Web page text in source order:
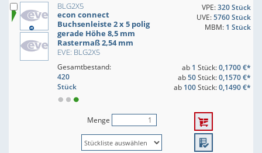
BLG2X5
econ connect
Buchsenleiste 2 x 5 polig
gerade Höhe 8,5 mm
Rastermaß 2,54 mm
EVE: BLG2X5
VPE:320 Stück
UVE:5760 Stück
MBM: 1 Stück
Gesamtbestand:
420
Stück
ab 1 Stück:0,1700 €*
ab50Stück:0,1570 €*
ab 100Stück:0,1490 €*
Menge